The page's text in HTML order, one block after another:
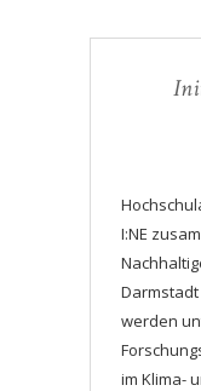
I:NE
werden
im Klima-